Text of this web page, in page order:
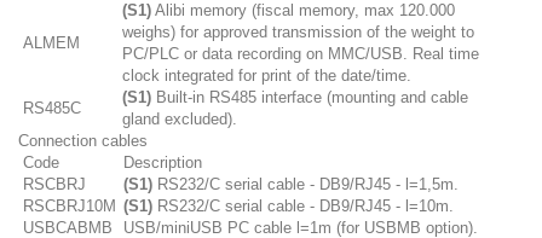
ALMEM
(S1) Alibi memory (fiscal memory, max 120.000
weighs) for approved transmission of the weight to
PC/PLC or data recording on MMC/USB. Real time
clock integrated for print of the date/time.
RS485C
(S1) Built-in RS485 interface (mounting and cable
gland excluded).
Connection cables
Code
Description
RSCBRJ
(S1) RS232/C serial cable - DB9/RJ45 - l=1,5m.
RSCBRJ10M (S1) RS232/C serial cable - DB9/RJ45 - l=10m.
USBCABMB
USB/miniUSB PC cable l=1m (for USBMB option).